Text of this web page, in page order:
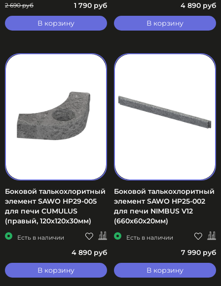
2 690 руб
1 790 руб
В корзину
4 890 руб
В корзину
Боковой талькохлоритный
элемент SAWO HP29-005
для печи CUMULUS
(правый, 120х120х30мм)
Есть в наличии
4 890 руб
В корзину
Боковой талькохлоритный
элемент SAWO HP25-002
для печи NIMBUS V12
(660х60х20мм)
Есть в наличии
7 990 руб
В корзину